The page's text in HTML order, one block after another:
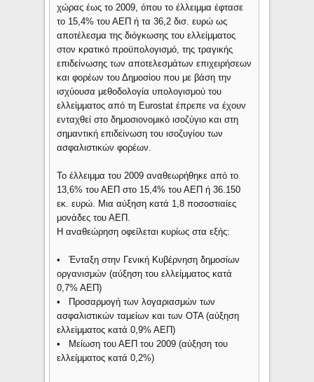
χώρας έως το 2009, όπου το έλλειμμα έφτασε
το 15,4% του ΑΕΠ ή τα 36,2 δισ. ευρώ ως
αποτέλεσμα της διόγκωσης του ελλείμματος
στον κρατικό προϋπολογισμό, της τραγικής
επιδείνωσης των αποτελεσμάτων επιχειρήσεων
και φορέων του Δημοσίου που με βάση την
ισχύουσα μεθοδολογία υπολογισμού του
ελλείμματος από τη Eurostat έπρεπε να έχουν
ενταχθεί στο δημοσιονομικό ισοζύγιο και στη
σημαντική επιδείνωση του ισοζυγίου των
ασφαλιστικών φορέων.
Το έλλειμμα του 2009 αναθεωρήθηκε από το
13,6% του ΑΕΠ στο 15,4% του ΑΕΠ ή 36.150
εκ. ευρώ. Μια αύξηση κατά 1,8 ποσοστιαίες
μονάδες του ΑΕΠ.
Η αναθεώρηση οφείλεται κυρίως στα εξής:
• Ένταξη στην Γενική Κυβέρνηση δημοσίων
οργανισμών (αύξηση του ελλείμματος κατά
0,7% ΑΕΠ)
• Προσαρμογή των λογαριασμών των
ασφαλιστικών ταμείων και των ΟΤΑ (αύξηση
ελλείμματος κατά 0,9% ΑΕΠ)
• Μείωση του ΑΕΠ του 2009 (αύξηση του
ελλείμματος κατά 0,2%)